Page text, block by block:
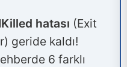
hatası (Exit
geride kaldı!
6 farklı